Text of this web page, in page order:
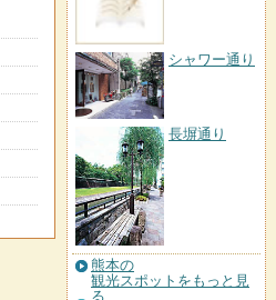
シャワー通り
長塀通り
熊本の
観光スポットをもっと見
る